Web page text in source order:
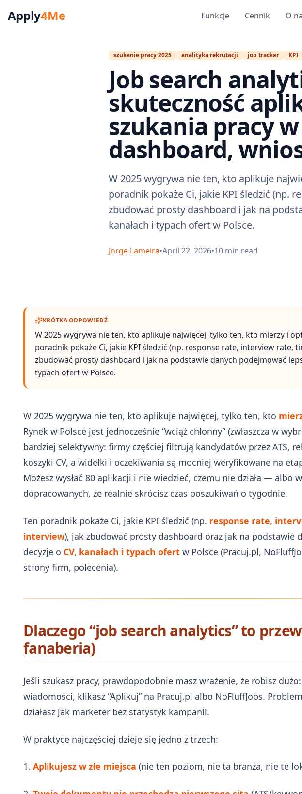
Apply4Me Funkcje Cennik O
szukanie pracy 2025 analityka rekrutacji job tracker KPI
Job search
skuteczność
szukania pracy w
dashboard,
W 2025 wygrywa nie ten, kto aplikuje
poradnik pokaże Ci, jakie KPI śledzić (np.
zbudować prosty dashboard i jak na
kanałach i typach ofert w Polsce.
Jorge Lameira•April 22, 2026•10 min read
KRÓTKA ODPOWIEDŹ
W 2025 wygrywa nie ten, kto aplikuje najwięcej, tylko ten, kto mierzy i
poradnik pokaże Ci, jakie KPI śledzić (np. response rate, interview rate,
zbudować prosty dashboard i jak na podstawie danych podejmować
typach ofert w Polsce.
W 2025 wygrywa nie ten, kto aplikuje najwięcej, tylko ten, kto
Rynek w Polsce jest jednocześnie “wciąż chłonny” (zwłaszcza w
bardziej selektywny: firmy częściej filtrują kandydatów przez ATS,
koszyki CV, a widełki i oczekiwania są mocniej weryfikowane na
Możesz wysłać 80 aplikacji i nie wiedzieć, czemu nie działa — albo
dopracowanych, że realnie skrócisz czas poszukiwań o tygodnie.
Ten poradnik pokaże Ci, jakie KPI śledzić (np. response rate,
interview), jak zbudować prosty dashboard oraz jak na podstawie
decyzje o CV, kanałach i typach ofert w Polsce (Pracuj.pl,
strony firm, polecenia).
Dlaczego “job search analytics” to
fanaberia)
Jeśli szukasz pracy, prawdopodobnie masz wrażenie, że robisz
wiadomości, klikasz “Aplikuj” na Pracuj.pl albo NoFluffJobs.
działasz jak marketer bez statystyk kampanii.
W praktyce najczęściej dzieje się jedno z trzech:
1. Aplikujesz w złe miejsca (nie ten poziom, nie ta branża, nie te